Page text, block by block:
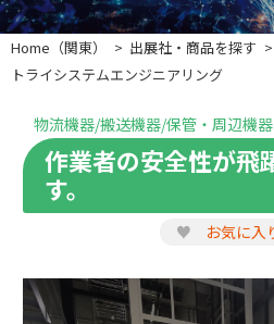
Home（関東）
出展社・商品を探す
トライシステムエンジニアリング
物流機器/搬送機器/保管・周辺機器
作業者の安全性が飛
す。
♥ お気に入